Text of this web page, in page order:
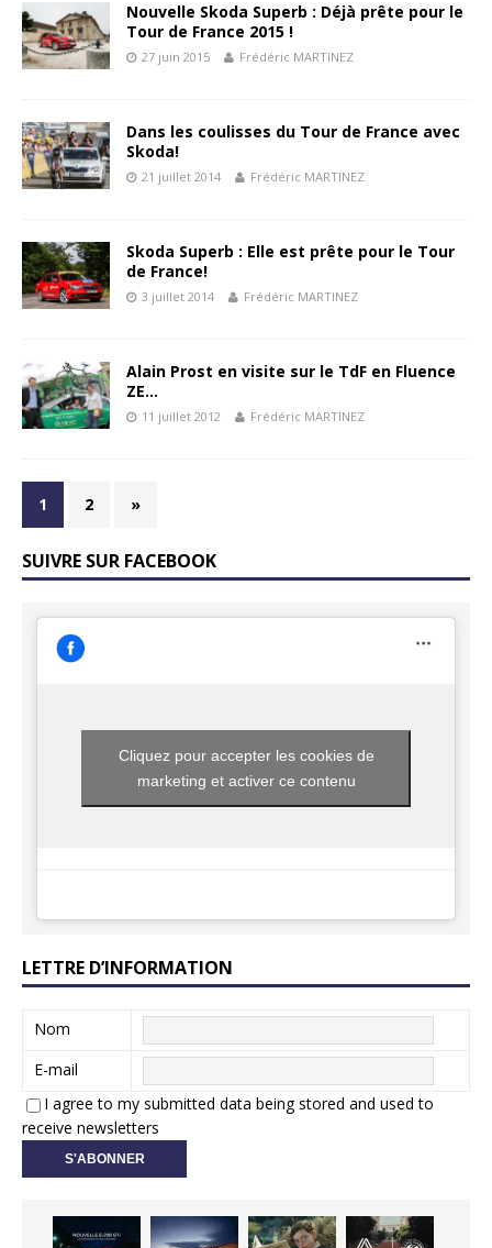
Nouvelle Skoda Superb : Déjà prête pour le
Tour de France 2015 !
27 juin 2015 Frédéric MARTINEZ
Dans les coulisses du Tour de France avec
Skoda!
21 juillet 2014 Frédéric MARTINEZ
Skoda Superb : Elle est prête pour le Tour
de France!
3 juillet 2014 Frédéric MARTINEZ
Alain Prost en visite sur le TdF en Fluence
ZE…
11 juillet 2012 Frédéric MARTINEZ
1 2 »
SUIVRE SUR FACEBOOK
Cliquez pour accepter les cookies de
marketing et activer ce contenu
LETTRE D’INFORMATION
Nom
E-mail
I agree to my submitted data being stored and used to
receive newsletters